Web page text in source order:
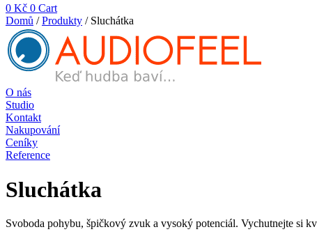
0 Kč 0 Cart
Domů /Produkty / Sluchátka
O nás
Studio
Kontakt
Nakupování
Ceníky
Reference
Sluchátka
Svoboda pohybu, špičkový zvuk a vysoký potenciál. Vychutnejte si